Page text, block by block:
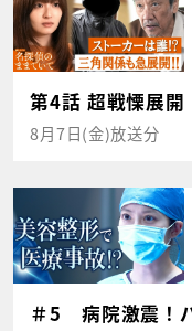
第4話 超戦慄展開
8月7日(金)放送分
＃5 病院激震！